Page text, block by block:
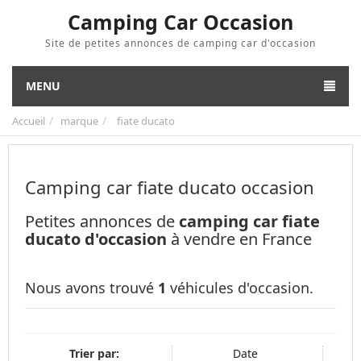
Camping Car Occasion
Site de petites annonces de camping car d'occasion
MENU
Accueil marque fiate ducato
Camping car fiate ducato occasion
Petites annonces de camping car fiate
ducato d'occasion à vendre en France
Nous avons trouvé 1 véhicules d'occasion.
Trier par: Date